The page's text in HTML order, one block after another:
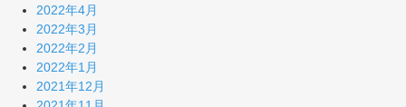
2022年4月
2022年3月
2022年2月
2022年1月
2021年12月